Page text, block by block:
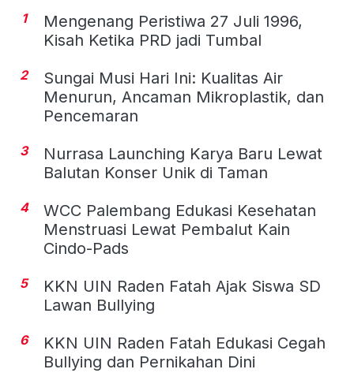
1
Mengenang Peristiwa 27 Juli 1996,
Kisah Ketika PRD jadi Tumbal
2
Sungai Musi Hari Ini: Kualitas Air
Menurun, Ancaman Mikroplastik, dan
Pencemaran
3
Nurrasa Launching Karya Baru Lewat
Balutan Konser Unik di Taman
4
WCC Palembang Edukasi Kesehatan
Menstruasi Lewat Pembalut Kain
Cindo-Pads
5
KKN UIN Raden Fatah Ajak Siswa SD
Lawan Bullying
6
KKN UIN Raden Fatah Edukasi Cegah
Bullying dan Pernikahan Dini